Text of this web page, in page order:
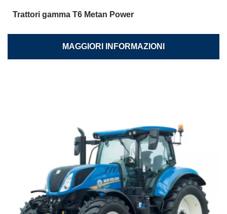
Trattori gamma T6 Metan Power
MAGGIORI INFORMAZIONI